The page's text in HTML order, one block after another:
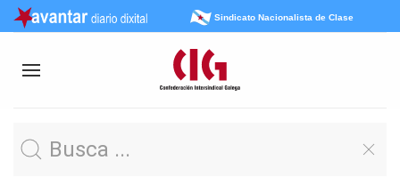
Sindicato Nacionalista de Clase